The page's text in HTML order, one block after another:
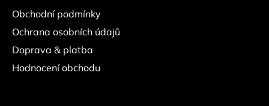
Obchodní podmínky
Ochrana osobních údajů
Doprava & platba
Hodnocení obchodu